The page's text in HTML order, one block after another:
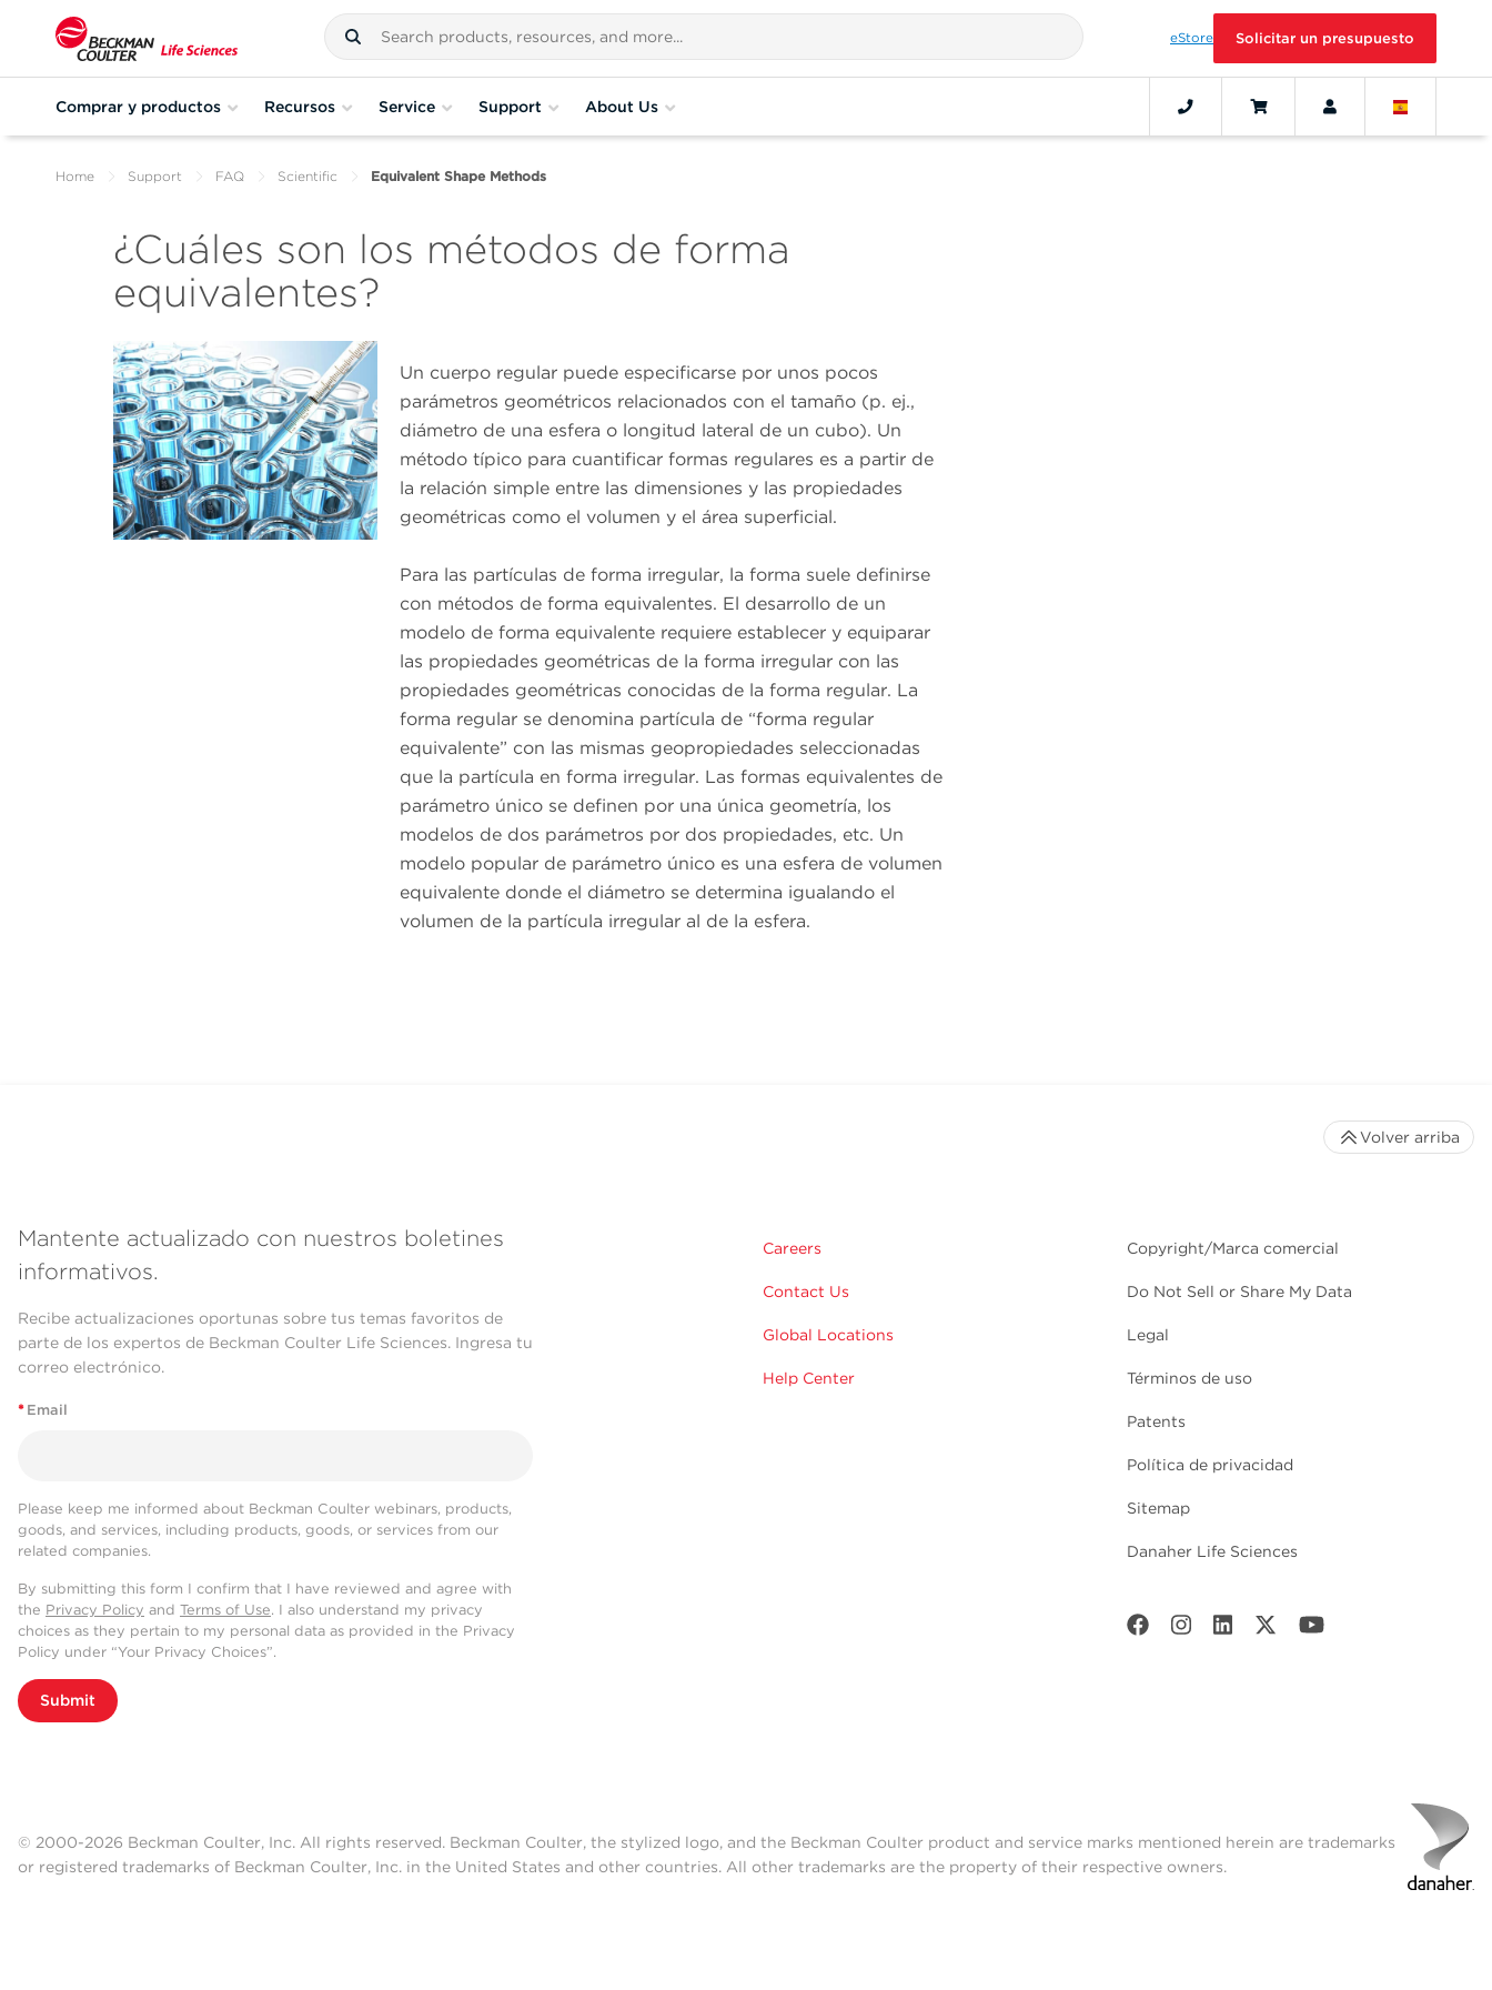
eStore Solicitar un presupuesto
Comprar y productos Recursos Service Support About Us
Home Support FAQ Scientific Equivalent Shape Methods
¿Cuáles son los métodos de forma
equivalentes?
Un cuerpo regular puede especificarse por unos pocos
parámetros geométricos relacionados con el tamaño (p. ej.,
diámetro de una esfera o longitud lateral de un cubo). Un
método típico para cuantificar formas regulares es a partir de
la relación simple entre las dimensiones y las propiedades
geométricas como el volumen y el área superficial.
Para las partículas de forma irregular, la forma suele definirse
con métodos de forma equivalentes. El desarrollo de un
modelo de forma equivalente requiere establecer y equiparar
las propiedades geométricas de la forma irregular con las
propiedades geométricas conocidas de la forma regular. La
forma regular se denomina partícula de “forma regular
equivalente” con las mismas geopropiedades seleccionadas
que la partícula en forma irregular. Las formas equivalentes de
parámetro único se definen por una única geometría, los
modelos de dos parámetros por dos propiedades, etc. Un
modelo popular de parámetro único es una esfera de volumen
equivalente donde el diámetro se determina igualando el
volumen de la partícula irregular al de la esfera.
Mantente actualizado con nuestros boletines
informativos.
Recibe actualizaciones oportunas sobre tus temas favoritos de
parte de los expertos de Beckman Coulter Life Sciences. Ingresa tu
correo electrónico.
* Email
Please keep me informed about Beckman Coulter webinars, products,
goods, and services, including products, goods, or services from our
related companies.
By submitting this form I confirm that I have reviewed and agree with
the Privacy Policy and Terms of Use. I also understand my privacy
choices as they pertain to my personal data as provided in the Privacy
Policy under “Your Privacy Choices”.
Submit
Careers
Contact Us
Global Locations
Help Center
Copyright/Marca comercial
Do Not Sell or Share My Data
Legal
Términos de uso
Patents
Política de privacidad
Sitemap
Danaher Life Sciences
Volver arriba
© 2000-2026 Beckman Coulter, Inc. All rights reserved. Beckman Coulter, the stylized logo, and the Beckman Coulter product and service marks mentioned herein are trademarks
or registered trademarks of Beckman Coulter, Inc. in the United States and other countries. All other trademarks are the property of their respective owners.